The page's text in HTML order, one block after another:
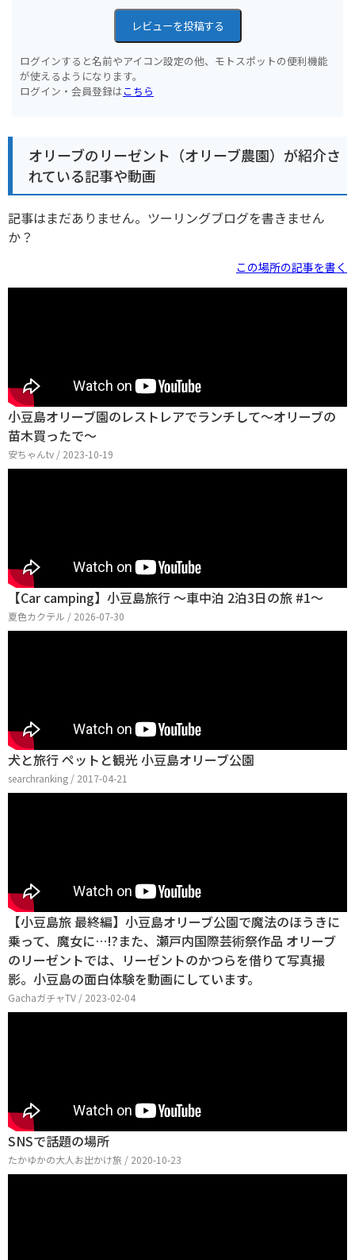
レビューを投稿する
ログインすると名前やアイコン設定の他、モトスポットの便利機能
が使えるようになります。
ログイン・会員登録はこちら
オリーブのリーゼント（オリーブ農園）が紹介さ
れている記事や動画
記事はまだありません。ツーリングブログを書きません
か？
この場所の記事を書く
小豆島オリーブ園のレストレアでランチして～オリーブの
苗木買ったで～
安ちゃんtv / 2023-10-19
【Car camping】小豆島旅行 ～車中泊 2泊3日の旅 #1～
夏色カクテル / 2026-07-30
犬と旅行 ペットと観光 小豆島オリーブ公園
searchranking / 2017-04-21
【小豆島旅 最終編】小豆島オリーブ公園で魔法のほうきに
乗って、魔女に…!?また、瀬戸内国際芸術祭作品 オリーブ
のリーゼントでは、リーゼントのかつらを借りて写真撮
影。小豆島の面白体験を動画にしています。
GachaガチャTV / 2023-02-04
SNSで話題の場所
たかゆかの大人お出かけ旅 / 2020-10-23